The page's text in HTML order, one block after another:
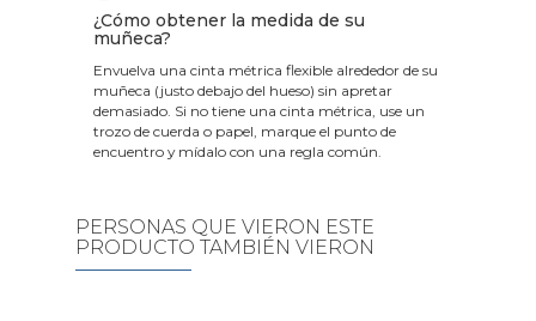
¿Cómo obtener la medida de su
muñeca?
Envuelva una cinta métrica flexible alrededor de su
muñeca (justo debajo del hueso) sin apretar
demasiado. Si no tiene una cinta métrica, use un
trozo de cuerda o papel, marque el punto de
encuentro y mídalo con una regla común.
PERSONAS QUE VIERON ESTE
PRODUCTO TAMBIÉN VIERON